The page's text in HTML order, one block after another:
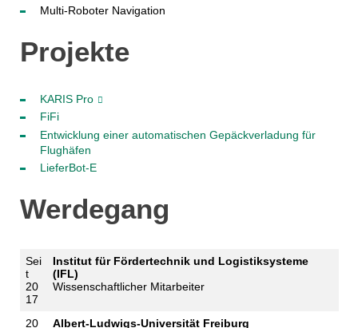
Multi-Roboter Navigation
Projekte
KARIS Pro
FiFi
Entwicklung einer automatischen Gepäckverladung für
Flughäfen
LieferBot-E
Werdegang
Sei
t
20
17
Institut für Fördertechnik und Logistiksysteme
(IFL)
Wissenschaftlicher Mitarbeiter
20
Albert-Ludwigs-Universität Freiburg